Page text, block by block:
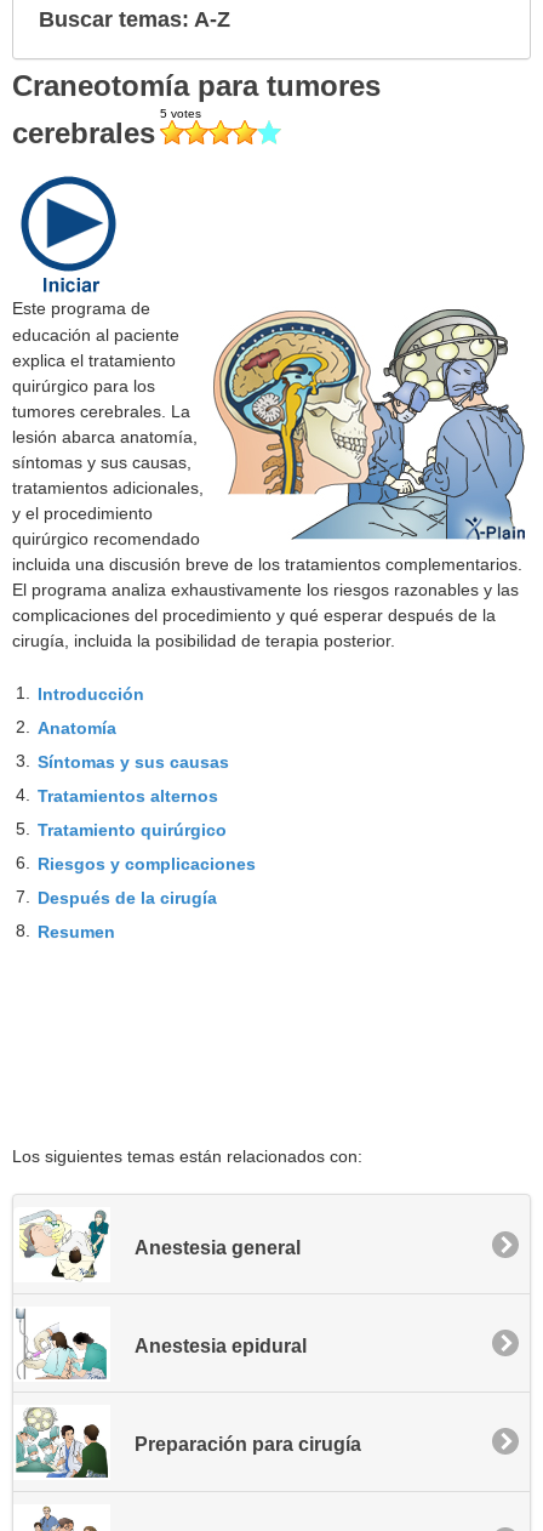
Buscar temas: A-Z
Craneotomía para tumores
cerebrales
Este programa de
educación al paciente
explica el tratamiento
quirúrgico para los
tumores cerebrales. La
lesión abarca anatomía,
síntomas y sus causas,
tratamientos adicionales,
y el procedimiento
quirúrgico recomendado
incluida una discusión breve de los tratamientos complementarios.
El programa analiza exhaustivamente los riesgos razonables y las
complicaciones del procedimiento y qué esperar después de la
cirugía, incluida la posibilidad de terapia posterior.
1. Introducción
2. Anatomía
3. Síntomas y sus causas
4. Tratamientos alternos
5. Tratamiento quirúrgico
6. Riesgos y complicaciones
7. Después de la cirugía
8. Resumen
Los siguientes temas están relacionados con:
Anestesia general
Anestesia epidural
Preparación para cirugía